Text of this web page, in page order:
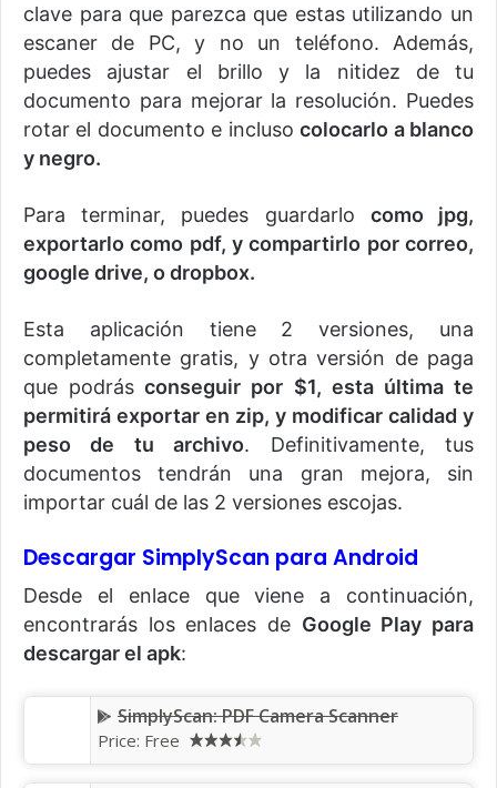
clave para que parezca que estas utilizando un
escaner de PC, y no un teléfono. Además,
puedes ajustar el brillo y la nitidez de tu
documento para mejorar la resolución. Puedes
rotar el documento e inclusocolocarlo a blanco
y negro.
Para terminar, puedes guardarlo como jpg,
exportarlo como pdf, y compartirlo por correo,
google drive, o dropbox.
Esta aplicación tiene 2 versiones, una
completamente gratis, y otra versión de paga
que podrás conseguir por $1, esta última te
permitirá exportar en zip, y modificar calidad y
peso de tu archivo. Definitivamente, tus
documentos tendrán una gran mejora, sin
importar cuál de las 2 versiones escojas.
Descargar SimplyScan para Android
Desde el enlace que viene a continuación,
encontrarás los enlaces de Google Play para
descargar el apk:
SimplyScan: PDF Camera Scanner
Price: Free